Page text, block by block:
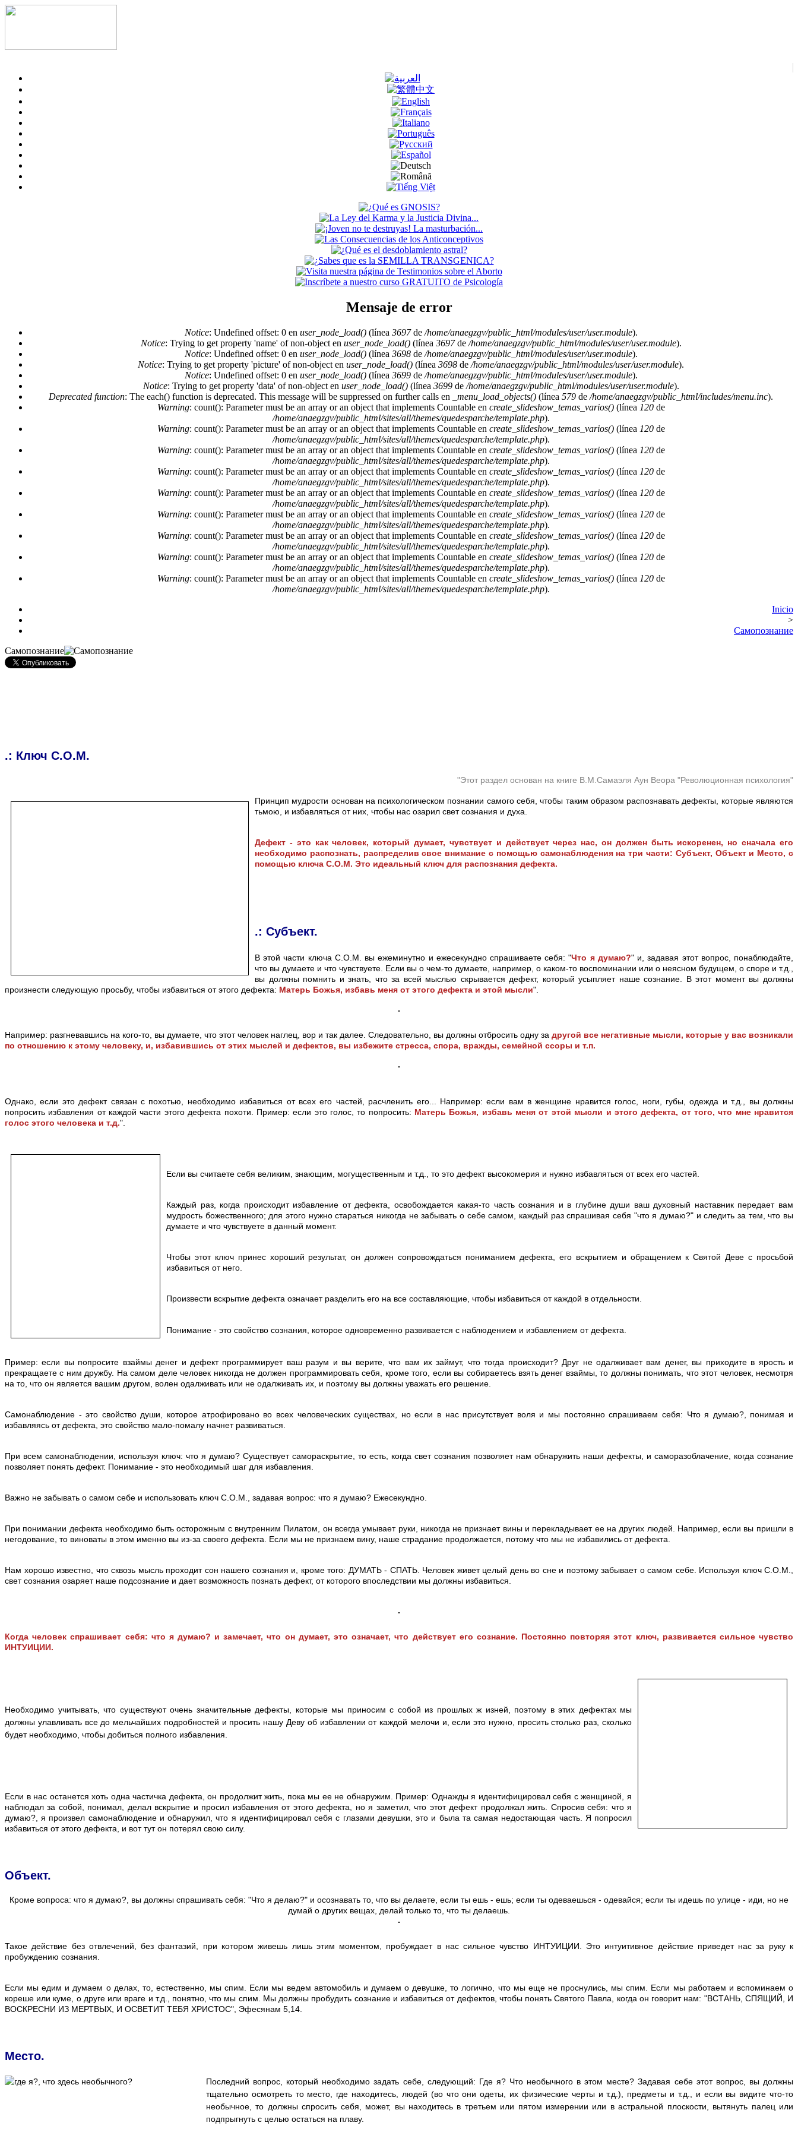
Mensaje de error
Notice: Undefined offset: 0 en user_node_load()(línea 3697de /home/anaegzgv/public_html/modules/user/user.module).
Notice: Trying to get property 'name' of non-object en user_node_load()(línea 3697de /home/anaegzgv/public_html/modules/user/user.module).
Notice: Undefined offset: 0 en user_node_load()(línea 3698de /home/anaegzgv/public_html/modules/user/user.module).
Notice: Trying to get property 'picture' of non-object en user_node_load() (línea 3698 de /home/anaegzgv/public_html/modules/user/user.module).
Notice: Undefined offset: 0 en user_node_load()(línea 3699de /home/anaegzgv/public_html/modules/user/user.module).
Notice: Trying to get property 'data' of non-object en user_node_load()(línea 3699de /home/anaegzgv/public_html/modules/user/user.module).
Deprecated function: The each() function is deprecated. This message will be suppressed on further calls en _menu_load_objects() (línea 579 de /home/anaegzgv/public_html/includes/menu.inc).
Warning: count(): Parameter must be an array or an object that implements Countable en create_slideshow_temas_varios()(línea 120de
/home/anaegzgv/public_html/sites/all/themes/quedesparche/template.php).
Warning: count(): Parameter must be an array or an object that implements Countable en create_slideshow_temas_varios()(línea 120de
/home/anaegzgv/public_html/sites/all/themes/quedesparche/template.php).
Warning: count(): Parameter must be an array or an object that implements Countable en create_slideshow_temas_varios()(línea 120de
/home/anaegzgv/public_html/sites/all/themes/quedesparche/template.php).
Warning: count(): Parameter must be an array or an object that implements Countable en create_slideshow_temas_varios()(línea 120de
/home/anaegzgv/public_html/sites/all/themes/quedesparche/template.php).
Warning: count(): Parameter must be an array or an object that implements Countable en create_slideshow_temas_varios()(línea 120de
/home/anaegzgv/public_html/sites/all/themes/quedesparche/template.php).
Warning: count(): Parameter must be an array or an object that implements Countable en create_slideshow_temas_varios()(línea 120de
/home/anaegzgv/public_html/sites/all/themes/quedesparche/template.php).
Warning: count(): Parameter must be an array or an object that implements Countable en create_slideshow_temas_varios()(línea 120de
/home/anaegzgv/public_html/sites/all/themes/quedesparche/template.php).
Warning: count(): Parameter must be an array or an object that implements Countable en create_slideshow_temas_varios()(línea 120de
/home/anaegzgv/public_html/sites/all/themes/quedesparche/template.php).
Warning: count(): Parameter must be an array or an object that implements Countable en create_slideshow_temas_varios()(línea 120de
/home/anaegzgv/public_html/sites/all/themes/quedesparche/template.php).
Inicio
>
Самопознание
Самопознание
.: Ключ С.О.М.
"Этот раздел основан на книге В.М.Самаэля Аун Веора "Революционная психология"
Принцип мудрости основан на психологическом познании самого себя, чтобы таким образом распознавать дефекты, которые являются
тьмою, и избавляться от них, чтобы нас озарил свет сознания и духа.
Дефект - это как человек, который думает, чувствует и действует через нас, он должен быть искоренен, но сначала его
необходимо распознать, распределив свое внимание с помощью самонаблюдения на три части: Субъект, Объект и Место, с
помощью ключа С.О.М. Это идеальный ключ для распознания дефекта.
.: Субъект.
В этой части ключа С.О.М. вы ежеминутно и ежесекундно спрашиваете себя: "Что я думаю?" и, задавая этот вопрос, понаблюдайте,
что вы думаете и что чувствуете. Если вы о чем-то думаете, например, о каком-то воспоминании или о неясном будущем, о споре и т.д.,
вы должны помнить и знать, что за всей мыслью скрывается дефект, который усыпляет наше сознание. В этот момент вы должны
произнести следующую просьбу, чтобы избавиться от этого дефекта: Матерь Божья, избавь меня от этого дефекта и этой мысли".
Например: разгневавшись на кого-то, вы думаете, что этот человек наглец, вор и так далее. Следовательно, вы должны отбросить одну за другой все негативные мысли, которые у вас возникали
по отношению к этому человеку, и, избавившись от этих мыслей и дефектов, вы избежите стресса, спора, вражды, семейной ссоры и т.п.
Однако, если это дефект связан с похотью, необходимо избавиться от всех его частей, расчленить его... Например: если вам в женщине нравится голос, ноги, губы, одежда и т.д., вы должны
попросить избавления от каждой части этого дефекта похоти. Пример: если это голос, то попросить: Матерь Божья, избавь меня от этой мысли и этого дефекта, от того, что мне нравится
голос этого человека и т.д.".
Если вы считаете себя великим, знающим, могущественным и т.д., то это дефект высокомерия и нужно избавляться от всех его частей.
Каждый раз, когда происходит избавление от дефекта, освобождается какая-то часть сознания и в глубине души ваш духовный наставник передает вам
мудрость божественного; для этого нужно стараться никогда не забывать о себе самом, каждый раз спрашивая себя "что я думаю?" и следить за тем, что вы
думаете и что чувствуете в данный момент.
Чтобы этот ключ принес хороший результат, он должен сопровождаться пониманием дефекта, его вскрытием и обращением к Святой Деве с просьбой
избавиться от него.
Произвести вскрытие дефекта означает разделить его на все составляющие, чтобы избавиться от каждой в отдельности.
Понимание - это свойство сознания, которое одновременно развивается с наблюдением и избавлением от дефекта.
Пример: если вы попросите взаймы денег и дефект программирует ваш разум и вы верите, что вам их займут, что тогда происходит? Друг не одалживает вам денег, вы приходите в ярость и
прекращаете с ним дружбу. На самом деле человек никогда не должен программировать себя, кроме того, если вы собираетесь взять денег взаймы, то должны понимать, что этот человек, несмотря
на то, что он является вашим другом, волен одалживать или не одалживать их, и поэтому вы должны уважать его решение.
Самонаблюдение - это свойство души, которое атрофировано во всех человеческих существах, но если в нас присутствует воля и мы постоянно спрашиваем себя: Что я думаю?, понимая и
избавляясь от дефекта, это свойство мало-помалу начнет развиваться.
При всем самонаблюдении, используя ключ: что я думаю? Существует самораскрытие, то есть, когда свет сознания позволяет нам обнаружить наши дефекты, и саморазоблачение, когда сознание
позволяет понять дефект. Понимание - это необходимый шаг для избавления.
Важно не забывать о самом себе и использовать ключ С.О.М., задавая вопрос: что я думаю? Ежесекундно.
При понимании дефекта необходимо быть осторожным с внутренним Пилатом, он всегда умывает руки, никогда не признает вины и перекладывает ее на других людей. Например, если вы пришли в
негодование, то виноваты в этом именно вы из-за своего дефекта. Если мы не признаем вину, наше страдание продолжается, потому что мы не избавились от дефекта.
Нам хорошо известно, что сквозь мысль проходит сон нашего сознания и, кроме того: ДУМАТЬ - СПАТЬ. Человек живет целый день во сне и поэтому забывает о самом себе. Используя ключ С.О.М.,
свет сознания озаряет наше подсознание и дает возможность познать дефект, от которого впоследствии мы должны избавиться.
Когда человек спрашивает себя: что я думаю? и замечает, что он думает, это означает, что действует его сознание. Постоянно повторяя этот ключ, развивается сильное чувство
ИНТУИЦИИ.
Необходимо учитывать, что существуют очень значительные дефекты, которые мы приносим с собой из прошлых ж изней, поэтому в этих дефектах мы
должны улавливать все до мельчайших подробностей и просить нашу Деву об избавлении от каждой мелочи и, если это нужно, просить столько раз, сколько
будет необходимо, чтобы добиться полного избавления.
Если в нас останется хоть одна частичка дефекта, он продолжит жить, пока мы ее не обнаружим. Пример: Однажды я идентифицировал себя с женщиной, я
наблюдал за собой, понимал, делал вскрытие и просил избавления от этого дефекта, но я заметил, что этот дефект продолжал жить. Спросив себя: что я
думаю?, я произвел самонаблюдение и обнаружил, что я идентифицировал себя с глазами девушки, это и была та самая недостающая часть. Я попросил
избавиться от этого дефекта, и вот тут он потерял свою силу.
Объект.
Кроме вопроса: что я думаю?, вы должны спрашивать себя: "Что я делаю?" и осознавать то, что вы делаете, если ты ешь - ешь; если ты одеваешься - одевайся; если ты идешь по улице - иди, но не
думай о других вещах, делай только то, что ты делаешь.
Такое действие без отвлечений, без фантазий, при котором живешь лишь этим моментом, пробуждает в нас сильное чувство ИНТУИЦИИ. Это интуитивное действие приведет нас за руку к
пробуждению сознания.
Если мы едим и думаем о делах, то, естественно, мы спим. Если мы ведем автомобиль и думаем о девушке, то логично, что мы еще не проснулись, мы спим. Если мы работаем и вспоминаем о
кореше или куме, о друге или враге и т.д., понятно, что мы спим. Мы должны пробудить сознание и избавиться от дефектов, чтобы понять Святого Павла, когда он говорит нам: "ВСТАНЬ, СПЯЩИЙ, И
ВОСКРЕСНИ ИЗ МЕРТВЫХ, И ОСВЕТИТ ТЕБЯ ХРИСТОС", Эфесянам 5,14.
Место.
Последний вопрос, который необходимо задать себе, следующий: Где я? Что необычного в этом месте? Задавая себе этот вопрос, вы должны
тщательно осмотреть то место, где находитесь, людей (во что они одеты, их физические черты и т.д.), предметы и т.д., и если вы видите что-то
необычное, то должны спросить себя, может, вы находитесь в третьем или пятом измерении или в астральной плоскости, вытянуть палец или
подпрыгнуть с целью остаться на плаву.